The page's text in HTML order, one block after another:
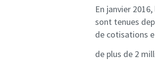
En janvier
sont tenues
de cotisations
de plus de 2